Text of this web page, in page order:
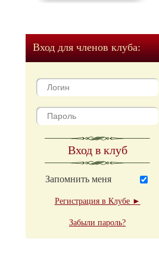
Вход для членов клуба:
Вход в клуб
Запомнить меня
Регистрация в Клубе ►
Забыли пароль?